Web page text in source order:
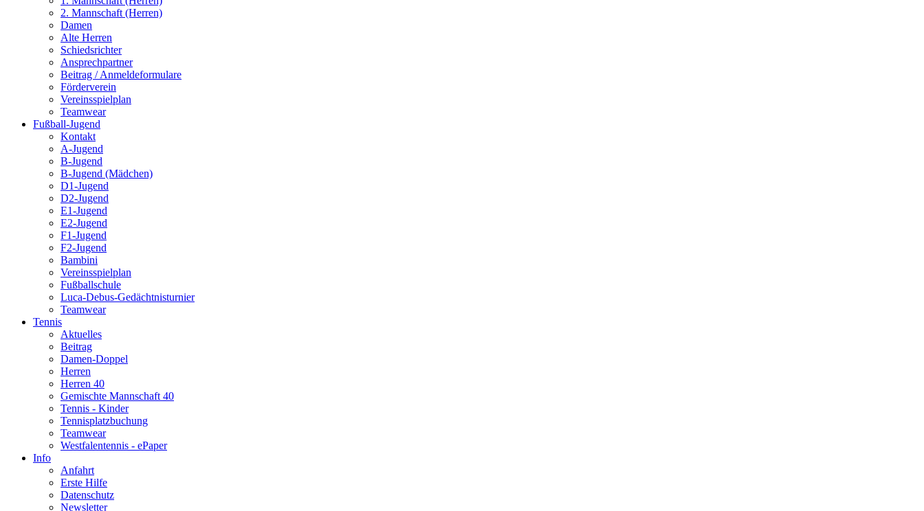
2. Mannschaft (Herren)
Damen
Alte Herren
Schiedsrichter
Ansprechpartner
Beitrag / Anmeldeformulare
Förderverein
Vereinsspielplan
Teamwear
Fußball-Jugend
Kontakt
A-Jugend
B-Jugend
B-Jugend (Mädchen)
D1-Jugend
D2-Jugend
E1-Jugend
E2-Jugend
F1-Jugend
F2-Jugend
Bambini
Vereinsspielplan
Fußballschule
Luca-Debus-Gedächtnisturnier
Teamwear
Tennis
Aktuelles
Beitrag
Damen-Doppel
Herren
Herren 40
Gemischte Mannschaft 40
Tennis - Kinder
Tennisplatzbuchung
Teamwear
Westfalentennis - ePaper
Info
Anfahrt
Erste Hilfe
Datenschutz
Newsletter